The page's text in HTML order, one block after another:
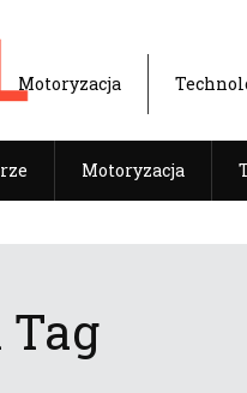
Motoryzacja
Motoryzacja